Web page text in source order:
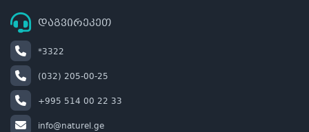
დაგვირეკეთ
*3322
(032) 205-00-25
+995 514 00 22 33
info@naturel.ge